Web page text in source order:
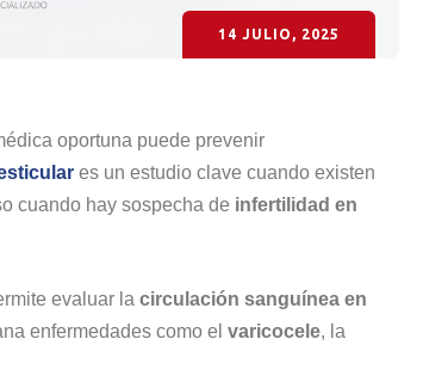
14 JULIO, 2025
oportuna puede prevenir
es un estudio clave cuando existen
cuando hay sospecha de infertilidad en
evaluar la circulación sanguínea en
enfermedades como el varicocele, la